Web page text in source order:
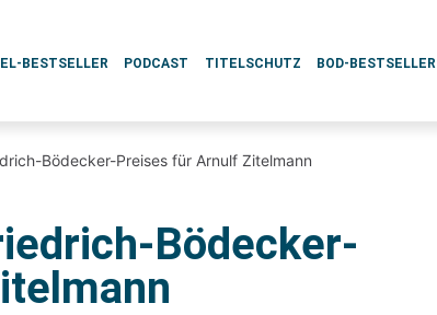
BESTSELLER PODCAST TITELSCHUTZ BOD-BESTSELLER
Bödecker-Preises für Arnulf Zitelmann
Bödecker-